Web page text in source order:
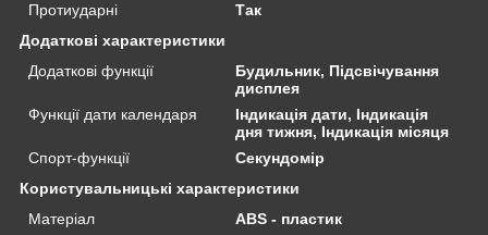
Протиударні
Так
Додаткові характеристики
Додаткові функції
Будильник, Підсвічування
дисплея
Функції дати календаря
Індикація дати, Індикація
дня тижня, Індикація місяця
Спорт-функції
Секундомір
Користувальницькі характеристики
Матеріал
ABS - пластик